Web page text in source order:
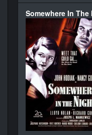
Somewhere In The